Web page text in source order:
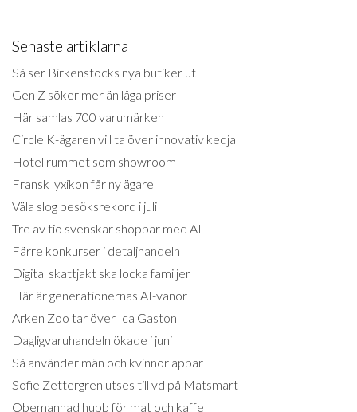
Senaste artiklarna
Så ser Birkenstocks nya butiker ut
Gen Z söker mer än låga priser
Här samlas 700 varumärken
Circle K-ägaren vill ta över innovativ kedja
Hotellrummet som showroom
Fransk lyxikon får ny ägare
Väla slog besöksrekord i juli
Tre av tio svenskar shoppar med AI
Färre konkurser i detaljhandeln
Digital skattjakt ska locka familjer
Här är generationernas AI-vanor
Arken Zoo tar över Ica Gaston
Dagligvaruhandeln ökade i juni
Så använder män och kvinnor appar
Sofie Zettergren utses till vd på Matsmart
Obemannad hubb för mat och kaffe